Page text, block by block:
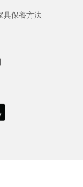
具保養方法